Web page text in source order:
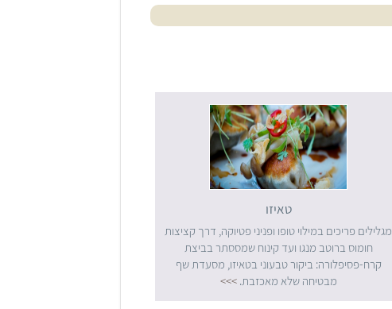
טאיזו
מגלילים פריכים במילוי טופו ופניני פטיוקה, דרך קציצות
חומוס ברוטב מנגו ועד קינוח שמססתר בביצת
קרח-פסיפלורה: ביקור טבעוני בטאיזו, מסעדת שף
מבטיחה שלא מאכזבת.>>>